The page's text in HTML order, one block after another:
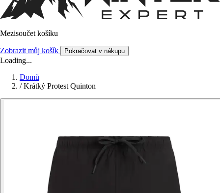
Mezisoučet košíku
Zobrazit můj košík Pokračovat v nákupu
Loading...
Domů
/ Krátký Protest Quinton